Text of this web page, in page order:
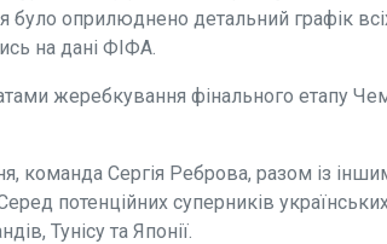
було оприлюднено детальний графік
на дані ФІФА.
жеребкування фінального етапу
команда Сергія Реброва, разом із
потенційних суперників
Тунісу та Японії.